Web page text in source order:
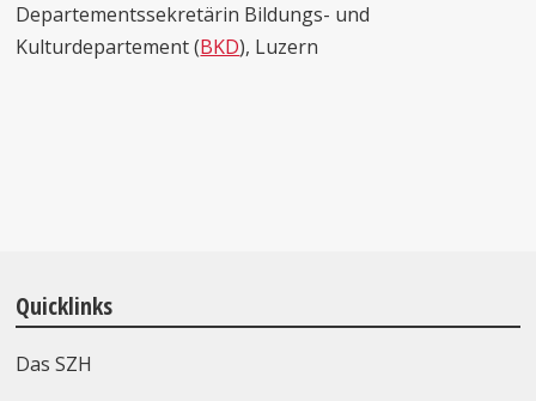
Departementssekretärin Bildungs- und
Kulturdepartement (BKD), Luzern
Quicklinks
Das SZH